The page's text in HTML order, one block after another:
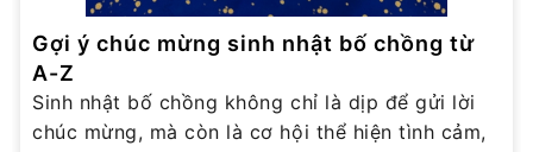
Gợi ý chúc mừng sinh nhật bố chồng từ
A-Z
Sinh nhật bố chồng không chỉ là dịp để gửi lời
chúc mừng, mà còn là cơ hội thể hiện tình cảm,